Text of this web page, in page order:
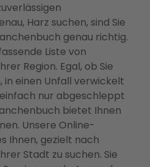
Harz suchen, sind Sie
genau richtig.
Liste von
Region. Egal, ob Sie
in einen Unfall verwickelt
nur abgeschleppt
bietet Ihnen
Unsere Online-
Ihnen, gezielt nach
Stadt zu suchen. Sie